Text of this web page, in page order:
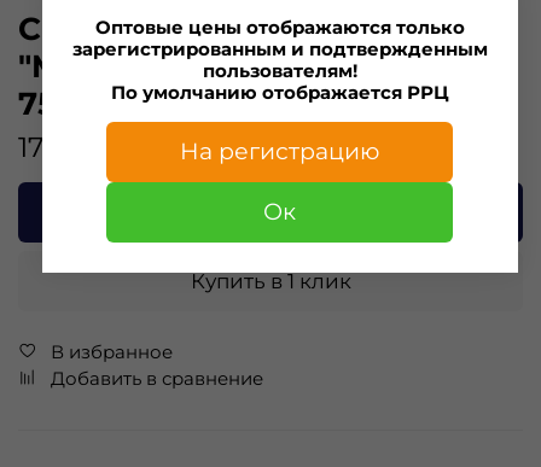
Силиконовая приманка
"Minoga" SHAH 3,0"(6шт)
75мм, 3,1гр, цвет 007
175.00 ₽
В корзину
Купить в 1 клик
В избранное
Добавить в сравнение
Оптовые цены отображаются только
зарегистрированным и подтвержденным
пользователям!
По умолчанию отображается РРЦ
На регистрацию
Ок